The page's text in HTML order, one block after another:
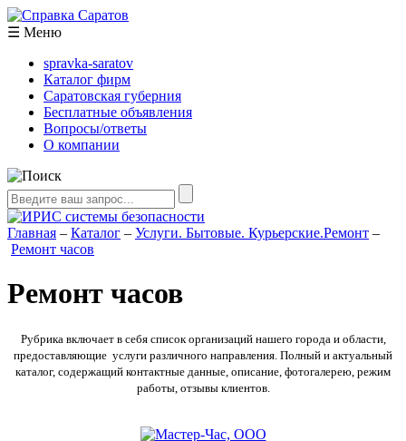
☰ Меню
spravka-saratov
Каталог фирм
Саратовская губерния
Бесплатные объявления
Вопросы/ответы
О компании
Главная – Каталог – Услуги. Бытовые. Курьерские.Ремонт –
Ремонт часов
Ремонт часов
Рубрика включает в себя список организаций нашего города и области,
предоставляющие услуги различного направления. Полный и актуальный
каталог, содержащий контактные данные, описание, фотогалерею, режим
работы, отзывы клиентов.